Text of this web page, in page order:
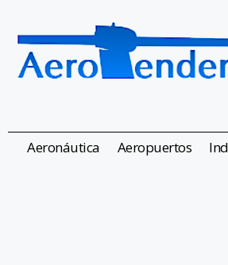
Aeronáutica Aeropuertos